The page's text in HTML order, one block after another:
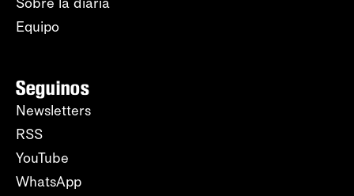
Equipo
Seguinos
Newsletters
RSS
YouTube
WhatsApp